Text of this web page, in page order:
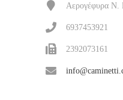
Αερογέφυρα Ν.
6937453921
2392073161